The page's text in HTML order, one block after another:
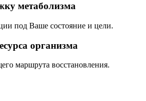
метаболизма
под Ваше состояние и цели.
организма
маршрута восстановления.